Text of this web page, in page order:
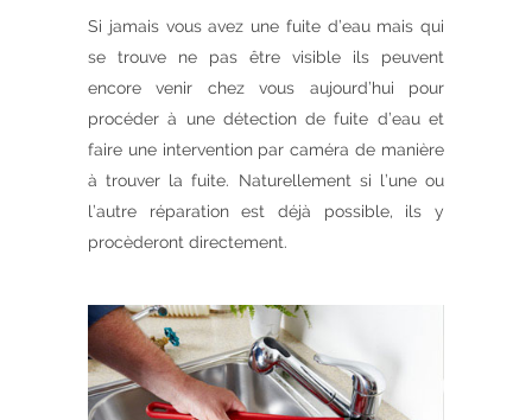
Si jamais vous avez une fuite d’eau mais qui
se trouve ne pas être visible ils peuvent
encore venir chez vous aujourd’hui pour
procéder à une détection de fuite d’eau et
faire une intervention par caméra de manière
à trouver la fuite. Naturellement si l’une ou
l’autre réparation est déjà possible, ils y
procèderont directement.